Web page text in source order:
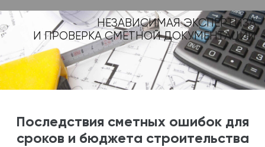
НЕЗАВИСИМАЯ ЭКСПЕРТИЗА
И ПРОВЕРКА СМЕТНОЙ ДОКУМЕНТАЦИИ
Последствия сметных ошибок для
сроков и бюджета строительства